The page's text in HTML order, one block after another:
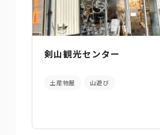
剣山観光センター
土産物屋 山遊び